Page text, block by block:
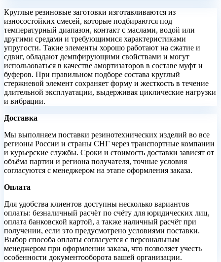
Круглые резиновые заготовки изготавливаются из
износостойких смесей, которые подбираются под
температурный диапазон, контакт с маслами, водой или
другими средами и требующимися характеристиками
упругости. Такие элементы хорошо работают на сжатие и
сдвиг, обладают демпфирующими свойствами и могут
использоваться в качестве амортизаторов в составе муфт и
буферов. При правильном подборе состава круглый
стержневой элемент сохраняет форму и жесткость в течение
длительной эксплуатации, выдерживая циклические нагрузки
и вибрации.
Доставка
Мы выполняем поставки резинотехнических изделий во все
регионы России и страны СНГ через транспортные компании
и курьерские службы. Сроки и стоимость доставки зависят от
объёма партии и региона получателя, точные условия
согласуются с менеджером на этапе оформления заказа.
Оплата
Для удобства клиентов доступны несколько вариантов
оплаты: безналичный расчёт по счёту для юридических лиц,
оплата банковской картой, а также наличный расчёт при
получении, если это предусмотрено условиями поставки.
Выбор способа оплаты согласуется с персональным
менеджером при оформлении заказа, что позволяет учесть
особенности документооборота вашей организации.